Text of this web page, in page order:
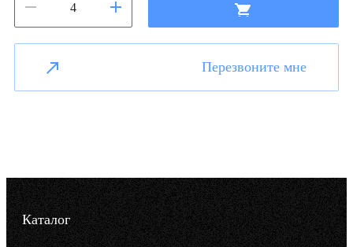
Перезвоните мне
Каталог